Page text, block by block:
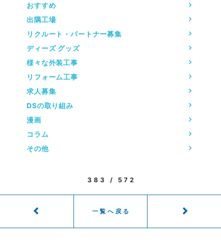
おすすめ
出隅工場
リクルート・パートナー募集
ディーズ グッズ
様々な外装工事
リフォーム工事
求人募集
DSの取り組み
漫画
コラム
その他
383 / 572
一覧へ戻る